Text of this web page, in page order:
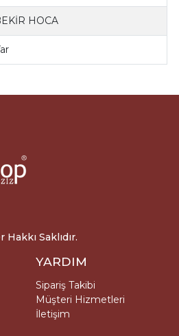
HOCA
Saklıdır.
YARDIM
Sipariş Takibi
Müşteri Hizmetleri
İletişim